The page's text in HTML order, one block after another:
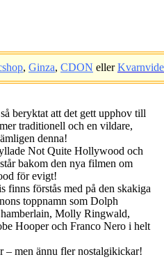
, Ginza, CDON eller
beryktat att det gett upphov till
traditionell och en vildare,
denna!
Not Quite Hollywood och
bakom den nya filmen om
för evigt!
finns förstås med på den skakiga
toppnamn som Dolph
Molly Ringwald,
Hooper och Franco Nero i helt
– men ännu fler nostalgikickar!